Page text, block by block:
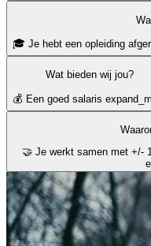
🎓 Je hebt een opleiding
Wat bieden wij jou?
💰 Een goed salaris
🤝 Je werkt samen met +/-